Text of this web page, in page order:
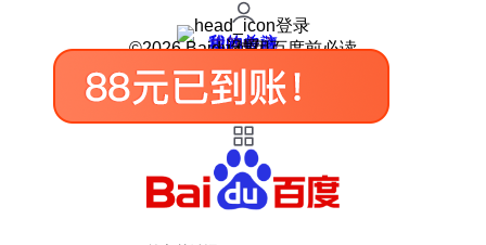
登录
我的关注
我的收藏
皮肤中心
用户反馈
设置
©2026 Baidu 使用百度前必读